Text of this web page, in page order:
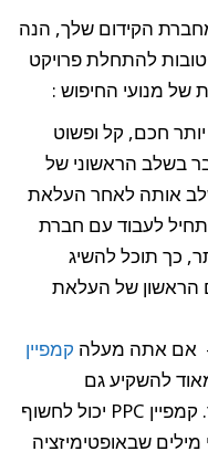
הקידום שלך, הנה
טובות להתחלת פרויקט
חכם, קל ופשוט
בשלב הראשוני של
אותה לאחר העלאת
לעבוד עם חברת
כך תוכל להשיג
הראשון של העלאת
אם אתה מעלה קמפיין
להשקיע גם
בתוצאות האורגניות של האתר. קמפיין PPC יכול לחשוף
שבאופטימיזציה